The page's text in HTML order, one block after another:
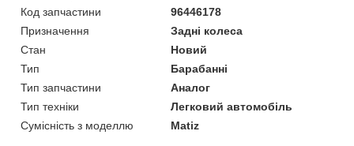
Код запчастини
96446178
Призначення
Задні колеса
Стан
Новий
Тип
Барабанні
Тип запчастини
Аналог
Тип техніки
Легковий автомобіль
Сумісність з моделлю
Matiz